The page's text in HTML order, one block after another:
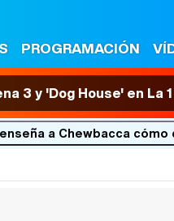
PROGRAMACIÓN
3 y 'Dog House' en La
a Chewbacca cómo